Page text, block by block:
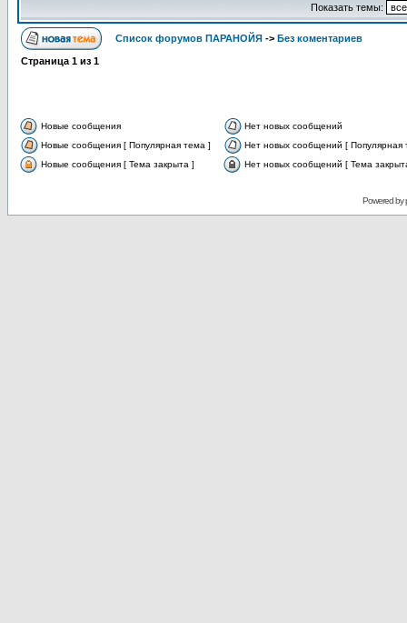
Показать темы:
Список форумов ПАРАНОЙЯ -> Без коментариев
Страница 1 из 1
Новые сообщения
Нет новых сообщений
Новые сообщения [ Популярная тема ]
Нет новых сообщений [ Популярная
Новые сообщения [ Тема закрыта ]
Нет новых сообщений [ Тема
Powered by